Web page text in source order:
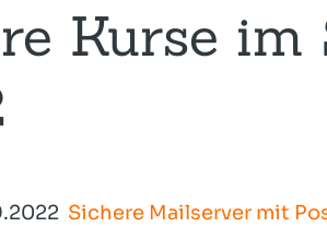
Kurse im
Sichere Mailserver mit